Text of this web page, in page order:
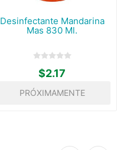
Desinfectante Mandarina
Mas 830 Ml.
$2.17
PRÓXIMAMENTE